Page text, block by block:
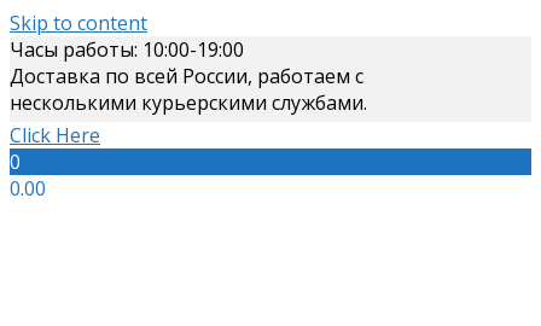
Skip to content
Часы работы: 10:00-19:00
Доставка по всей России, работаем с
несколькими курьерскими службами.
Click Here
0
0.00